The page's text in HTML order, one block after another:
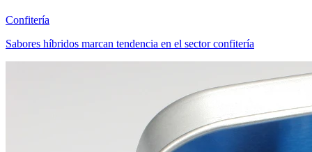
Confitería
Sabores híbridos marcan tendencia en el sector confitería